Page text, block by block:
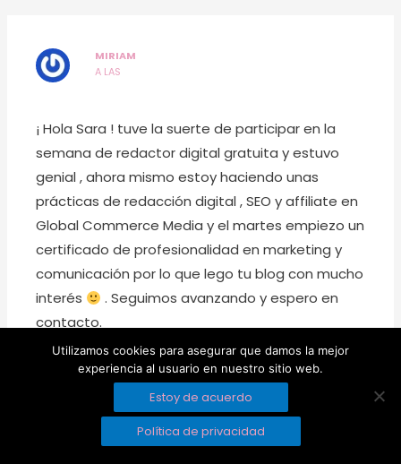
MIRIAM
A LAS
¡ Hola Sara ! tuve la suerte de participar en la
semana de redactor digital gratuita y estuvo
genial , ahora mismo estoy haciendo unas
prácticas de redacción digital , SEO y affiliate en
Global Commerce Media y el martes empiezo un
certificado de profesionalidad en marketing y
comunicación por lo que lego tu blog con mucho
interés
. Seguimos avanzando y espero en
contacto.
Utilizamos cookies para asegurar que damos la mejor
experiencia al usuario en nuestro sitio web.
Estoy de acuerdo
Política de privacidad